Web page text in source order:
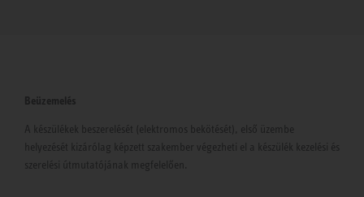
Beüzemelés
A készülékek beszerelését (elektromos bekötését), első üzembe
helyezését kizárólag képzett szakember végezheti el a készülék kezelési és
szerelési útmutatójának megfelelően.